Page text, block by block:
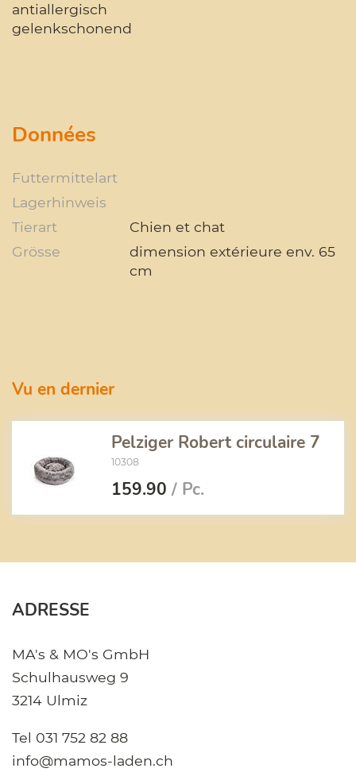
antiallergisch
gelenkschonend
Données
Futtermittelart
Lagerhinweis
Tierart
Chien et chat
Grösse
dimension extérieure env. 65
cm
Vu en dernier
Pelziger Robert circulaire 7
10308
159.90 / Pc.
ADRESSE
MA's & MO's GmbH
Schulhausweg 9
3214 Ulmiz
Tel 031 752 82 88
info@mamos-laden.ch